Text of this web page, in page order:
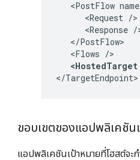
<PostFlow
      <Request />
<Response /
   </PostFlow>
   <Flows />
</TargetEndpoint>
ขอบเขตของแอปพลิเคชัน
แอปพลิเคชันเป้าหมายที่โฮสต์จ